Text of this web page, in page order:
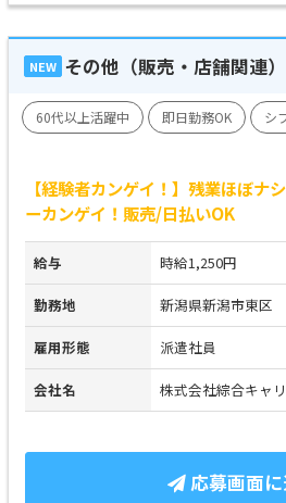
NEW その他（販売・店舗関連）
60代以上活躍中 即日勤務OK シ
【経験者カンゲイ！】残業ほぼナ
ーカンゲイ！販売/日払いOK
給与 時給1,250円
勤務地 新潟県新潟市東
雇用形態 派遣社員
会社名 株式会社綜合キャ
応募画面